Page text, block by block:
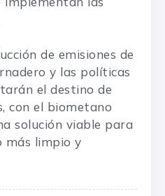
de emisiones de
y las políticas
el destino de
con el biometano
solución viable para
más limpio y